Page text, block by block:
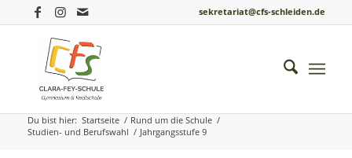
sekretariat@cfs-schleiden.de
Jahrgangsstufe 9
Du bist hier: Startseite / Rund um die Schule /
Studien- und Berufswahl / Jahrgangsstufe 9